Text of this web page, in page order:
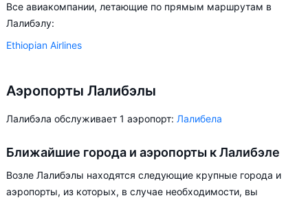
Все авиакомпании, летающие по прямым маршрутам в
Лалибэлу:
Ethiopian Airlines
Аэропорты Лалибэлы
Лалибэла обслуживает 1 аэропорт: Лалибела
Ближайшие города и аэропорты к Лалибэле
Возле Лалибэлы находятся следующие крупные города и
аэропорты, из которых, в случае необходимости, вы